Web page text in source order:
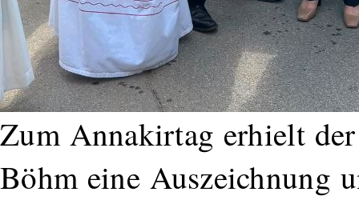
Zum Annakirtag erhielt
Böhm eine Auszeichnung